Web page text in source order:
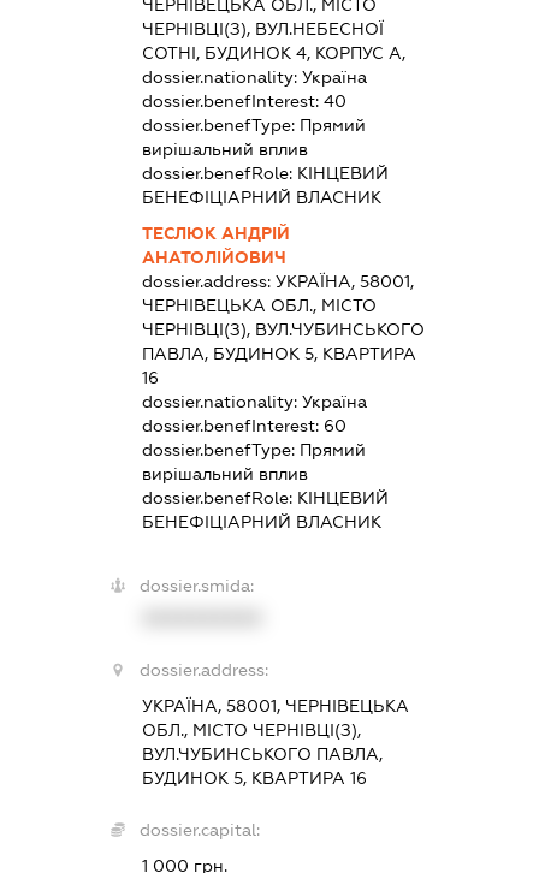
ЧЕРНІВЕЦЬКА ОБЛ., МІСТО
ЧЕРНІВЦІ(З), ВУЛ.НЕБЕСНОЇ
СОТНІ, БУДИНОК 4, КОРПУС А,
dossier.nationality:Україна
dossier.benefInterest:40
dossier.benefType: Прямий
вирішальний вплив
dossier.benefRole: КІНЦЕВИЙ
БЕНЕФІЦІАРНИЙ ВЛАСНИК
ТЕСЛЮК АНДРІЙ
АНАТОЛІЙОВИЧ
dossier.address:УКРАЇНА, 58001,
ЧЕРНІВЕЦЬКА ОБЛ., МІСТО
ЧЕРНІВЦІ(З), ВУЛ.ЧУБИНСЬКОГО
ПАВЛА, БУДИНОК 5, КВАРТИРА
16
dossier.nationality:Україна
dossier.benefInterest: 60
dossier.benefType: Прямий
вирішальний вплив
dossier.benefRole: КІНЦЕВИЙ
БЕНЕФІЦІАРНИЙ ВЛАСНИК
dossier.smida:
dossier.address:
УКРАЇНА, 58001, ЧЕРНІВЕЦЬКА
ОБЛ., МІСТО ЧЕРНІВЦІ(З),
ВУЛ.ЧУБИНСЬКОГО ПАВЛА,
БУДИНОК 5, КВАРТИРА 16
dossier.capital:
1 000 грн.